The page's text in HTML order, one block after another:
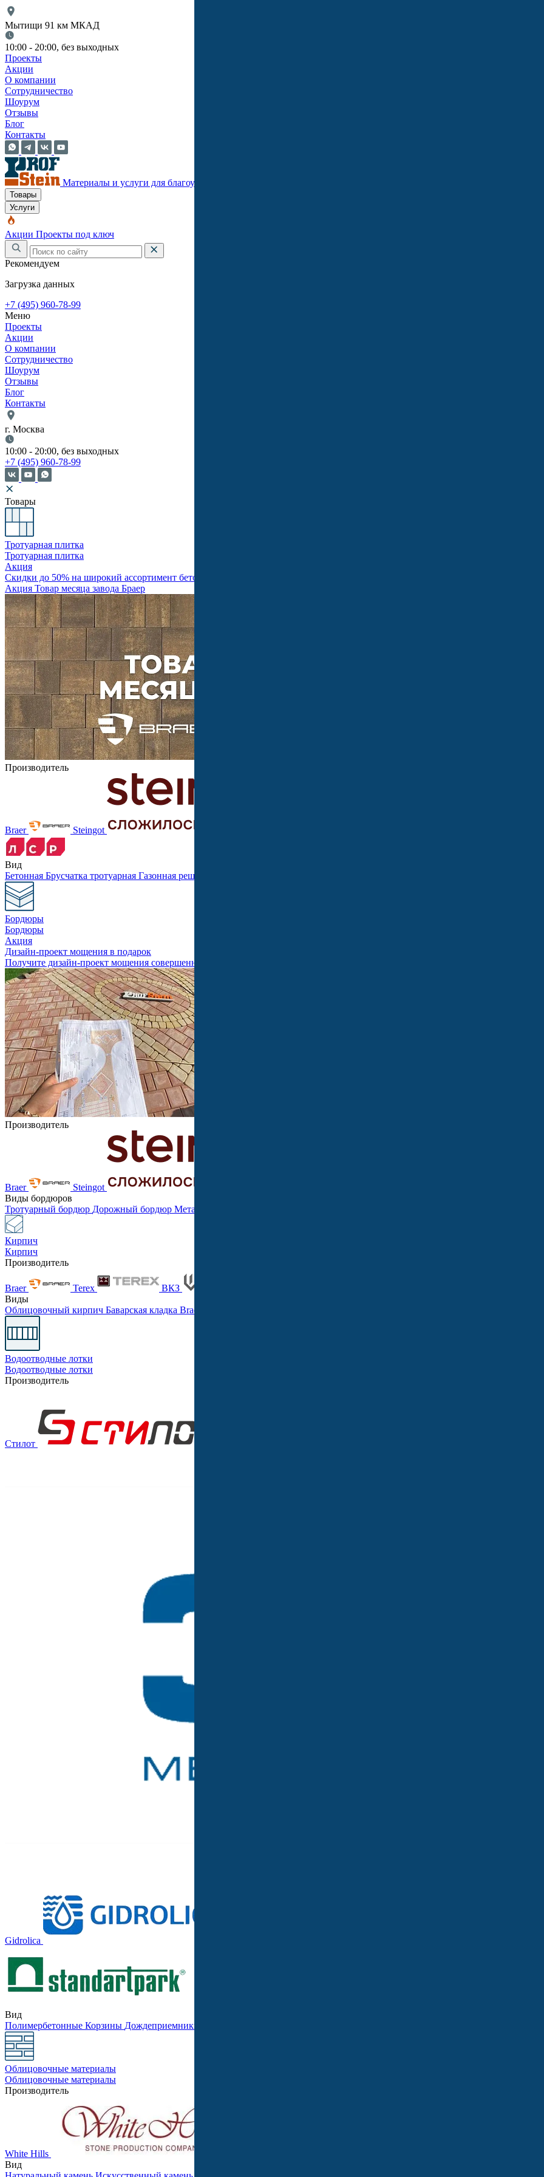
Мытищи 91 км МКАД
10:00 - 20:00, без выходных
Проекты
Акции
О компании
Сотрудничество
Шоурум
Отзывы
Блог
Контакты
Материалы и услуги для благоустройства
Товары
Услуги
Акции Проекты под ключ
Рекомендуем
Загрузка данных
+7 (495) 960-78-99
Меню
Проекты
Акции
О компании
Сотрудничество
Шоурум
Отзывы
Блог
Контакты
г. Москва
10:00 - 20:00, без выходных
+7 (495) 960-78-99
Товары
Тротуарная плитка
Тротуарная плитка
Акция
Скидки до 50% на широкий ассортимент бетонной продукции завода BRAER!
Акция Товар месяца завода Браер
Производитель
Braer Steingot
Вид
Бетонная Брусчатка тротуарная Газонная решетка
Бордюры
Бордюры
Акция
Дизайн-проект мощения в подарок
Получите дизайн-проект мощения совершенно бесплатно!
Производитель
Braer Steingot
Виды бордюров
Тротуарный бордюр Дорожный бордюр Металлический бордюр
Кирпич
Кирпич
Производитель
Braer Terex ВКЗ
Виды
Облицовочный кирпич Баварская кладка Braer PRO
Водоотводные лотки
Водоотводные лотки
Производитель
Стилот
Gidrolica
Вид
Полимербетонные Корзины Дождеприемники
Облицовочные материалы
Облицовочные материалы
Производитель
White Hills
Вид